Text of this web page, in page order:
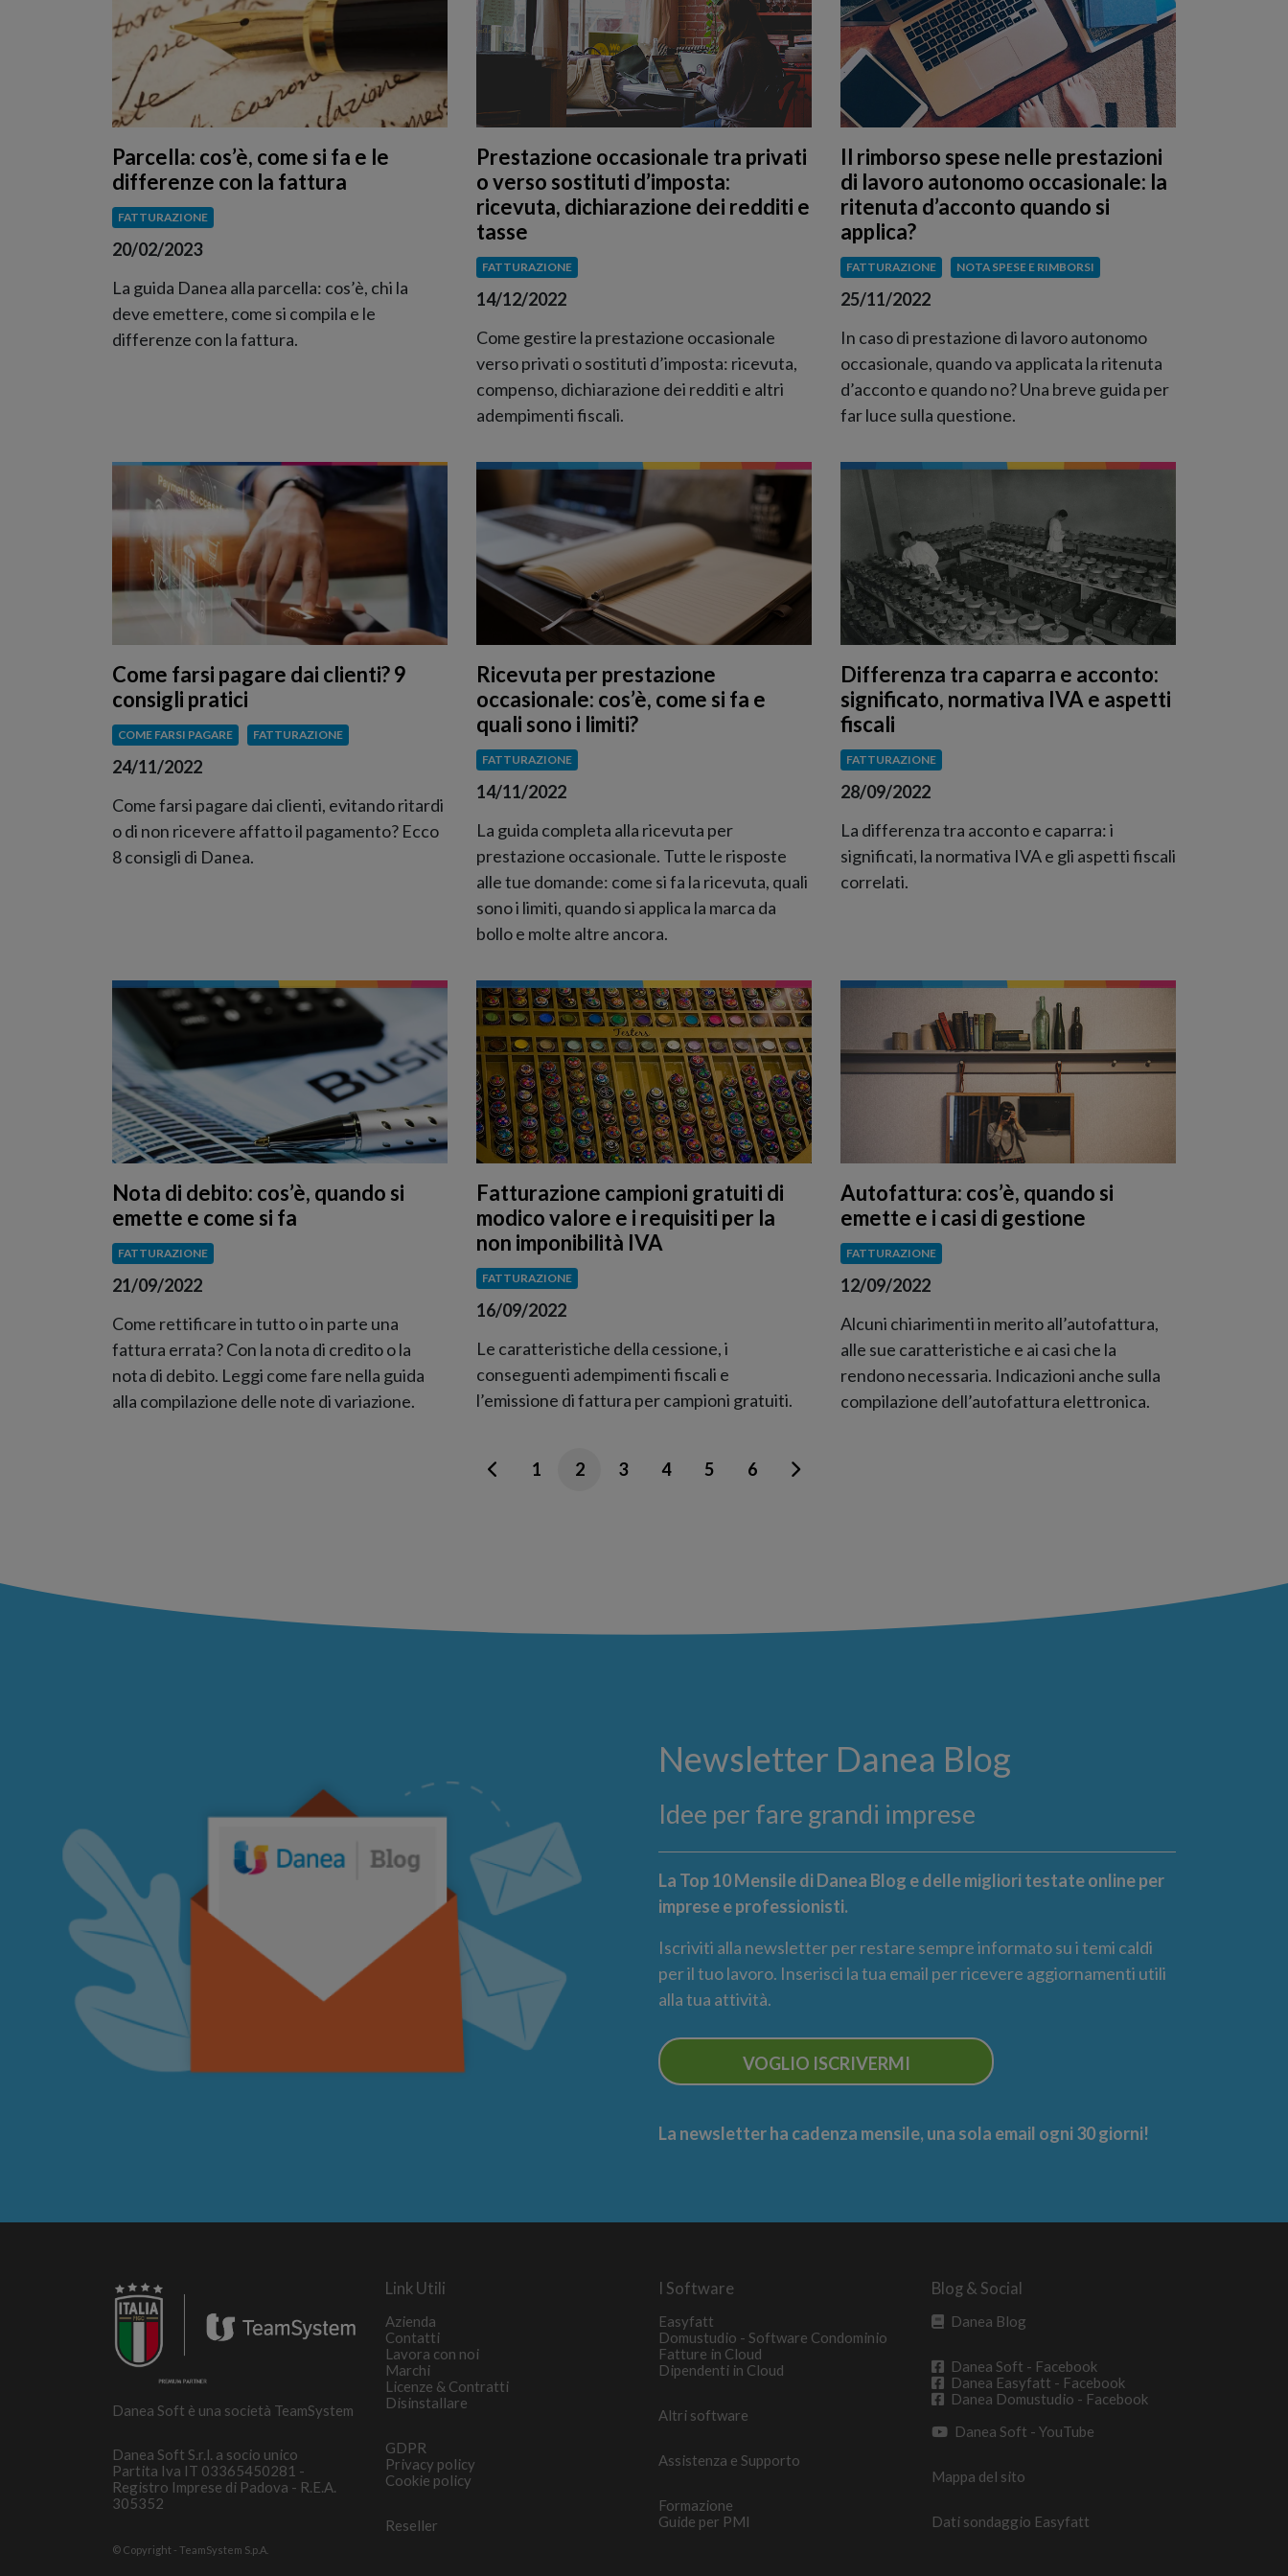
Parcella: cos’è, come si fa e le
differenze con la fattura
FATTURAZIONE
20/02/2023
La guida Danea alla parcella: cos’è, chi la
deve emettere, come si compila e le
differenze con la fattura.
Prestazione occasionale tra privati
o verso sostituti d’imposta:
ricevuta, dichiarazione dei redditi e
tasse
FATTURAZIONE
14/12/2022
Come gestire la prestazione occasionale
verso privati o sostituti d’imposta: ricevuta,
compenso, dichiarazione dei redditi e altri
adempimenti fiscali.
Il rimborso spese nelle prestazioni
di lavoro autonomo occasionale: la
ritenuta d’acconto quando si
applica?
FATTURAZIONE NOTA SPESE E RIMBORSI
25/11/2022
In caso di prestazione di lavoro autonomo
occasionale, quando va applicata la ritenuta
d’acconto e quando no? Una breve guida per
far luce sulla questione.
Come farsi pagare dai clienti? 9
consigli pratici
COME FARSI PAGARE FATTURAZIONE
24/11/2022
Come farsi pagare dai clienti, evitando ritardi
o di non ricevere affatto il pagamento? Ecco
8 consigli di Danea.
Ricevuta per prestazione
occasionale: cos’è, come si fa e
quali sono i limiti?
FATTURAZIONE
14/11/2022
La guida completa alla ricevuta per
prestazione occasionale. Tutte le risposte
alle tue domande: come si fa la ricevuta, quali
sono i limiti, quando si applica la marca da
bollo e molte altre ancora.
Differenza tra caparra e acconto:
significato, normativa IVA e aspetti
fiscali
FATTURAZIONE
28/09/2022
La differenza tra acconto e caparra: i
significati, la normativa IVA e gli aspetti fiscali
correlati.
Nota di debito: cos’è, quando si
emette e come si fa
FATTURAZIONE
21/09/2022
Come rettificare in tutto o in parte una
fattura errata? Con la nota di credito o la
nota di debito. Leggi come fare nella guida
alla compilazione delle note di variazione.
Fatturazione campioni gratuiti di
modico valore e i requisiti per la
non imponibilità IVA
FATTURAZIONE
16/09/2022
Le caratteristiche della cessione, i
conseguenti adempimenti fiscali e
l’emissione di fattura per campioni gratuiti.
Autofattura: cos’è, quando si
emette e i casi di gestione
FATTURAZIONE
12/09/2022
Alcuni chiarimenti in merito all’autofattura,
alle sue caratteristiche e ai casi che la
rendono necessaria. Indicazioni anche sulla
compilazione dell’autofattura elettronica.
1 2 3 4 5 6
Newsletter Danea Blog
Idee per fare grandi imprese
La Top 10 Mensile di Danea Blog e delle migliori testate online per
imprese e professionisti.
Iscriviti alla newsletter per restare sempre informato su i temi caldi
per il tuo lavoro. Inserisci la tua email per ricevere aggiornamenti utili
alla tua attività.
VOGLIO ISCRIVERMI
La newsletter ha cadenza mensile, una sola email ogni 30 giorni!
Danea Soft è una società TeamSystem
Danea Soft S.r.l. a socio unico
Partita Iva IT 03365450281 -
Registro Imprese di Padova - R.E.A.
305352
© Copyright - TeamSystem S.p.A.
Link Utili
Azienda
Contatti
Lavora con noi
Marchi
Licenze & Contratti
Disinstallare
GDPR
Privacy policy
Cookie policy
Reseller
I Software
Easyfatt
Domustudio - Software Condominio
Fatture in Cloud
Dipendenti in Cloud
Altri software
Assistenza e Supporto
Formazione
Guide per PMI
Blog & Social
Danea Blog
Danea Soft - Facebook
Danea Easyfatt - Facebook
Danea Domustudio - Facebook
Danea Soft - YouTube
Mappa del sito
Dati sondaggio Easyfatt